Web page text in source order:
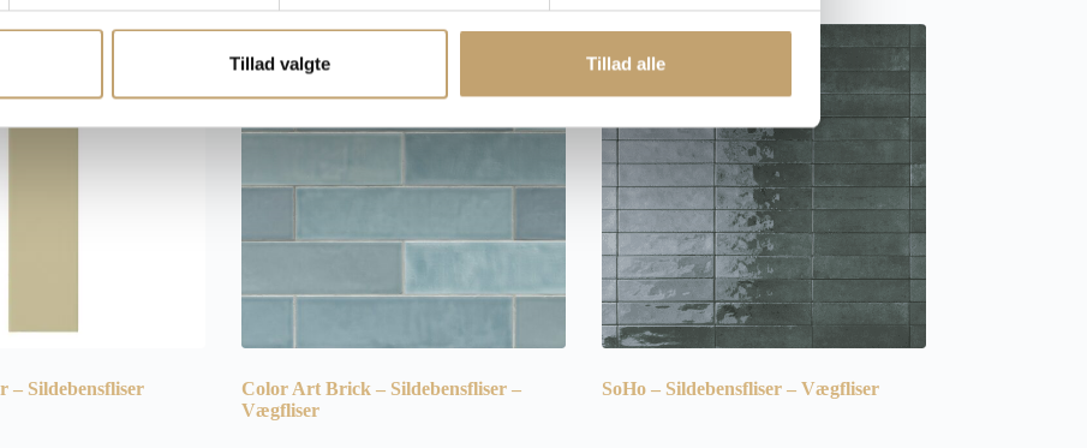
Tillad valgte Tillad alle
– Sildebensfliser
Color Art Brick – Sildebensfliser –
Vægfliser
SoHo – Sildebensfliser – Vægfliser